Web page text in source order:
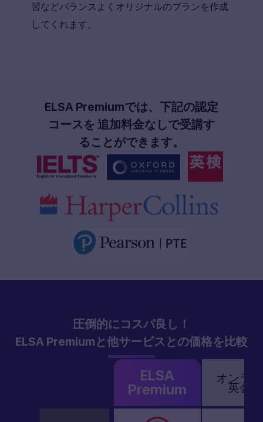
習などバランスよくオリジナルのプランを作成
してくれます。
ELSA Premiumでは、下記の認定
コースを 追加料金なしで受講す
ることができます。
圧倒的にコスパ良し！
ELSA Premiumと他サービスとの価格を比較
ELSA
Premium
オンラ
英会話